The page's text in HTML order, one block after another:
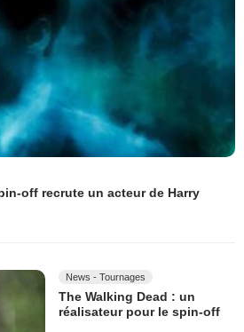
off recrute un acteur de Harry
News - Tournages
The Walking Dead : un
réalisateur pour le spin-off